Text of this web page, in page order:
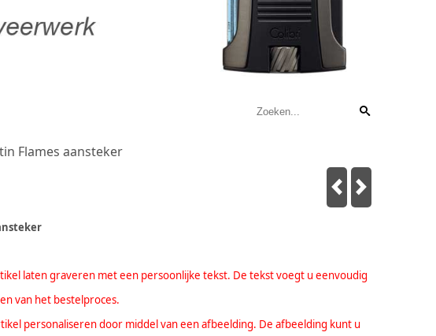
Flames aansteker
laten graveren met een persoonlijke tekst. De tekst voegt u eenvoudig
van het bestelproces.
personaliseren door middel van een afbeelding. De afbeelding kunt u